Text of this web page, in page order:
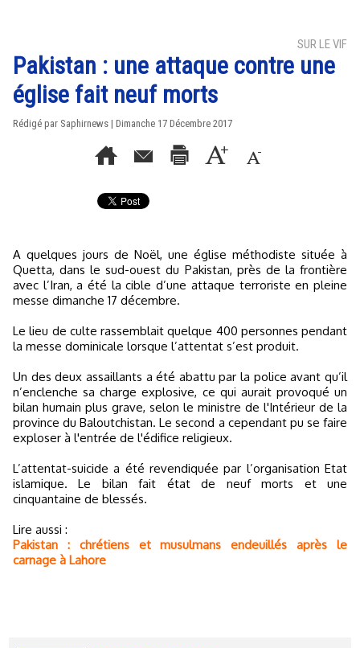
SUR LE VIF
Pakistan : une attaque contre une
église fait neuf morts
Rédigé par Saphirnews | Dimanche 17 Décembre 2017
A quelques jours de Noël, une église méthodiste située à
Quetta, dans le sud-ouest du Pakistan, près de la frontière
avec l’Iran, a été la cible d’une attaque terroriste en pleine
messe dimanche 17 décembre.
Le lieu de culte rassemblait quelque 400 personnes pendant
la messe dominicale lorsque l’attentat s’est produit.
Un des deux assaillants a été abattu par la police avant qu’il
n’enclenche sa charge explosive, ce qui aurait provoqué un
bilan humain plus grave, selon le ministre de l'Intérieur de la
province du Baloutchistan. Le second a cependant pu se faire
exploser à l'entrée de l'édifice religieux.
L’attentat-suicide a été revendiquée par l’organisation Etat
islamique. Le bilan fait état de neuf morts et une
cinquantaine de blessés.
Lire aussi :
Pakistan : chrétiens et musulmans endeuillés après le
carnage à Lahore